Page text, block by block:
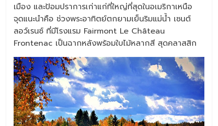
เมือง และป้อมปราการเก่าแก่ที่ใหญ่ที่สุดในอเมริกาเหนือ
จุดแนะนำคือ ช่วงพระอาทิตย์ตกยามเย็นริมแม่น้ำ เซนต์
ลอว์เรนซ์ ที่มีโรงแรม Fairmont Le Château
Frontenac เป็นฉากหลังพร้อมใบไม้หลากสี สุดคลาสสิก